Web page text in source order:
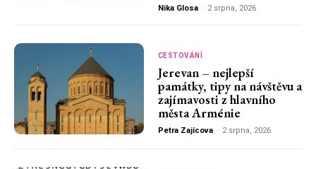
Nika Glosa - 2 srpna, 2026
CESTOVÁNÍ
Jerevan – nejlepší
památky, tipy na návštěvu a
zajímavosti z hlavního
města Arménie
Petra Zajícova - 2 srpna, 2026